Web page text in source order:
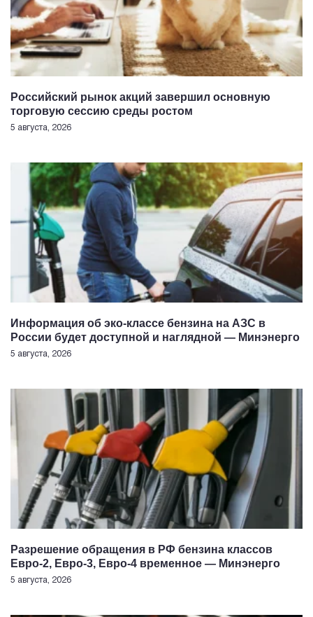
Российский рынок акций завершил основную
торговую сессию среды ростом
5 августа, 2026
Информация об эко-классе бензина на АЗС в
России будет доступной и наглядной — Минэнерго
5 августа, 2026
Разрешение обращения в РФ бензина классов
Евро-2, Евро-3, Евро-4 временное — Минэнерго
5 августа, 2026